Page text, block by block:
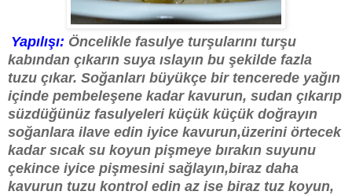
Yapılışı: Öncelikle fasulye turşularını turşu
kabından çıkarın suya ıslayın bu şekilde fazla
tuzu çıkar. Soğanları büyükçe bir tencerede yağın
içinde pembeleşene kadar kavurun, sudan çıkarıp
süzdüğünüz fasulyeleri küçük küçük doğrayın
soğanlara ilave edin iyice kavurun,üzerini örtecek
kadar sıcak su koyun pişmeye bırakın suyunu
çekince iyice pişmesini sağlayın,biraz daha
kavurun tuzu kontrol edin az ise biraz tuz koyun,